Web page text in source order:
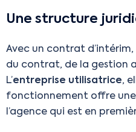
Une structure
Avec un contrat d’intérim,
du contrat, de la gestion
L’entreprise utilisatrice,
fonctionnement offre une
l’agence qui est en